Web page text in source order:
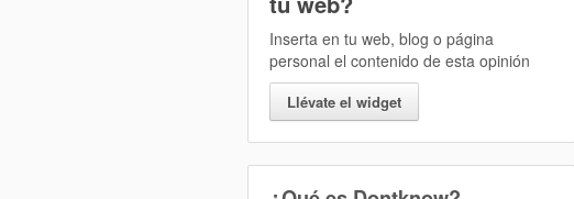
Inserta en tu web, blog o página
personal el contenido de esta opinión
Llévate el widget